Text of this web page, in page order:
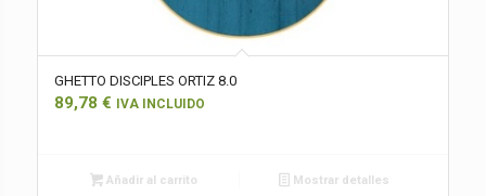
GHETTO DISCIPLES ORTIZ 8.0
89,78 € IVA INCLUIDO
Añadir al carrito Mostrar detalles